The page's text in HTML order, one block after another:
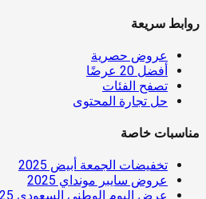
روابط سريعة
عروض حصرية
أفضل 20 عرضًا
تصفح الفئات
حل تجارة المحتوى
مناسبات خاصة
تخفيضات الجمعة أبيض 2025
عروض سايبر مونداي 2025
عرض اليوم الوطني السعودي 2025